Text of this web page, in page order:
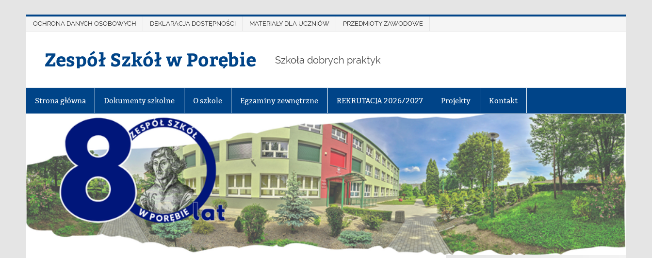
OCHRONA DANYCH OSOBOWYCH DEKLARACJA DOSTĘPNOŚCI MATERIAŁY DLA UCZNIÓW PRZEDMIOTY ZAWODOWE
Zespół Szkół w Porębie Szkoła dobrych praktyk
Strona główna Dokumenty szkolne O szkole Egzaminy zewnętrzne REKRUTACJA 2026/2027 Projekty Kontakt